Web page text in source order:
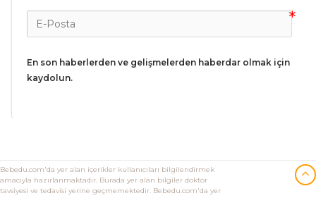
En son haberlerden ve gelişmelerden haberdar olmak için
kaydolun.
Bebedu.com'da yer alan içerikler kullanıcıları bilgilendirmek
amacıyla hazırlanmaktadır. Burada yer alan bilgiler doktor
tavsiyesi ve tedavisi yerine geçmemektedir. Bebedu.com'da yer